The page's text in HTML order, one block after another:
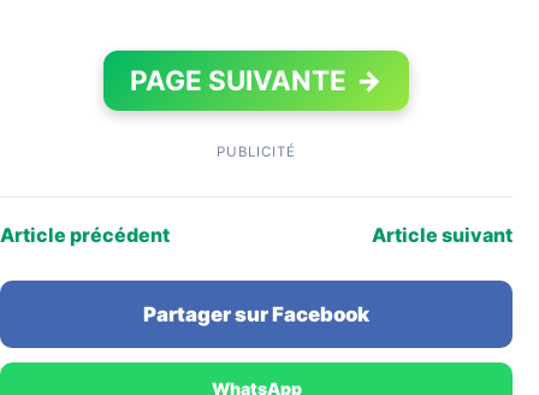
PAGE SUIVANTE →
PUBLICITÉ
Article précédent Article suivant
Partager sur Facebook
WhatsApp